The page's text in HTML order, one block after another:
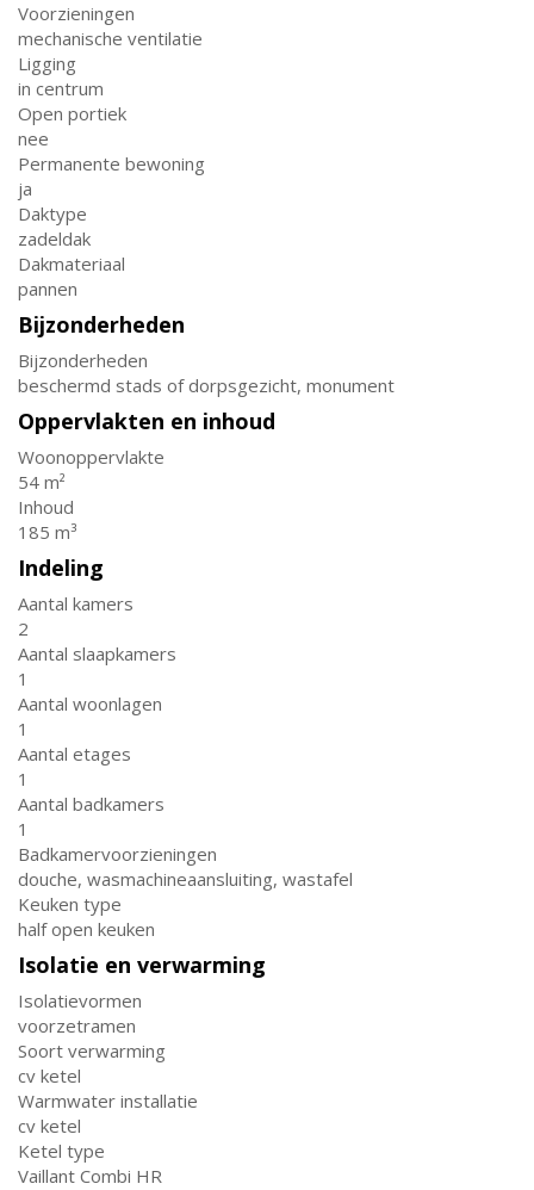
Voorzieningen
mechanische ventilatie
Ligging
in centrum
Open portiek
nee
Permanente bewoning
ja
Daktype
zadeldak
Dakmateriaal
pannen
Bijzonderheden
Bijzonderheden
beschermd stads of dorpsgezicht, monument
Oppervlakten en inhoud
Woonoppervlakte
54 m²
Inhoud
185 m³
Indeling
Aantal kamers
2
Aantal slaapkamers
1
Aantal woonlagen
1
Aantal etages
1
Aantal badkamers
1
Badkamervoorzieningen
douche, wasmachineaansluiting, wastafel
Keuken type
half open keuken
Isolatie en verwarming
Isolatievormen
voorzetramen
Soort verwarming
cv ketel
Warmwater installatie
cv ketel
Ketel type
Vaillant Combi HR